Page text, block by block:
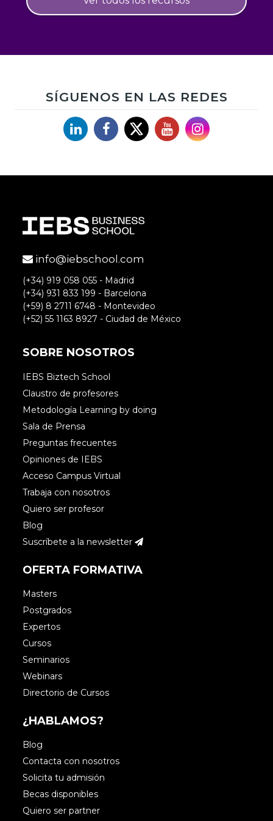
SÍGUENOS EN LAS REDES
LinkedinFacebook
X YouTubeInstagram
info@iebschool.com
(+34) 919 058 055 - Madrid
(+34) 931 833 199 - Barcelona
(+59) 8 2711 6748 - Montevideo
(+52) 55 1163 8927 - Ciudad de México
SOBRE NOSOTROS
IEBS Biztech School
Claustro de profesores
Metodología Learning by doing
Sala de Prensa
Preguntas frecuentes
Opiniones de IEBS
Acceso Campus Virtual
Trabaja con nosotros
Quiero ser profesor
Blog
Suscríbete a la newsletter
OFERTA FORMATIVA
Masters
Postgrados
Expertos
Cursos
Seminarios
Webinars
Directorio de Cursos
¿HABLAMOS?
Blog
Contacta con nosotros
Solicita tu admisión
Becas disponibles
Quiero ser partner